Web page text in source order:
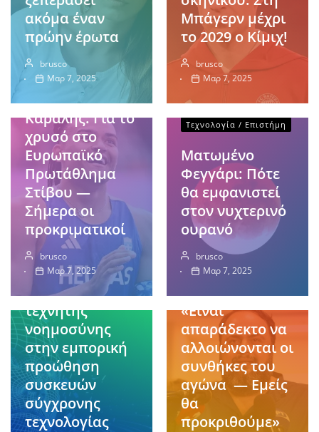
ακόμα έναν
πρώην έρωτα
brusco
Μαρ 7, 2025
Μπάγερν μέχρι
το 2029 ο Κίμιχ!
brusco
Μαρ 7, 2025
Αθλητικά
Εμμανουήλ
Καραλής: Για το
χρυσό στο
Ευρωπαϊκό
Πρωτάθλημα
Στίβου —
Σήμερα οι
προκριματικοί
brusco
Μαρ 7, 2025
Τεχνολογία / Επιστήμη
Ματωμένο
Φεγγάρι: Πότε
θα εμφανιστεί
στον νυχτερινό
ουρανό
brusco
Μαρ 7, 2025
Κίνα:
Πρωταγωνιστικ
ός ο ρόλος της
τεχνητής
νοημοσύνης
στην εμπορική
προώθηση
συσκευών
σύγχρονης
τεχνολογίας
Αθλητικά
Μαρινάκης
στους παίκτες:
«Είναι
απαράδεκτο να
αλλοιώνονται οι
συνθήκες του
αγώνα — Εμείς
θα
προκριθούμε»